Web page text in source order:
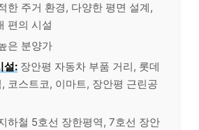
한 주거 환경, 다양한 평면 설계,
편의 시설
은 분양가
설: 장안평 자동차 부품 거리, 롯데
코스트코, 이마트, 장안평 근린공
하철 5호선 장한평역, 7호선 장안